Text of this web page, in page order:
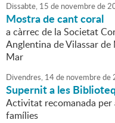
Dissabte, 15 de novembrede
Mostra de cant coral
a càrrec de la Societat
Anglentina de Vilassar
Mar
Divendres, 14de novembrede
Supernit a les
Activitat recomanada per
famílies